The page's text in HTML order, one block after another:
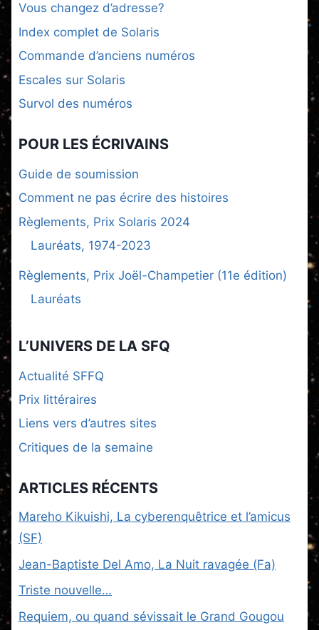
Vous changez d’adresse?
Index complet de Solaris
Commande d’anciens numéros
Escales sur Solaris
Survol des numéros
POUR LES ÉCRIVAINS
Guide de soumission
Comment ne pas écrire des histoires
Règlements, Prix Solaris 2024
Lauréats, 1974-2023
Règlements, Prix Joël-Champetier (11e édition)
Lauréats
L’UNIVERS DE LA SFQ
Actualité SFFQ
Prix littéraires
Liens vers d’autres sites
Critiques de la semaine
ARTICLES RÉCENTS
Mareho Kikuishi, La cyberenquêtrice et l’amicus
(SF)
Jean-Baptiste Del Amo, La Nuit ravagée (Fa)
Triste nouvelle…
Requiem, ou quand sévissait le Grand Gougou